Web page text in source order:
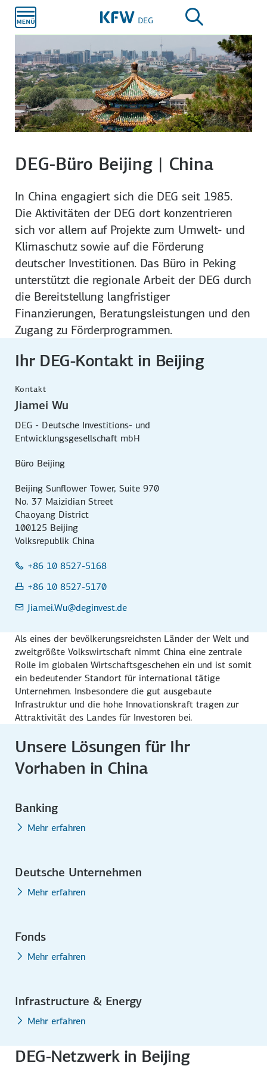
Hauptinhalt
DEG-Büro Beijing | China
In China engagiert sich die DEG seit 1985.
Die Aktivitäten der DEG dort konzentrieren
sich vor allem auf Projekte zum Umwelt- und
Klimaschutz sowie auf die Förderung
deutscher Investitionen. Das Büro in Peking
unterstützt die regionale Arbeit der DEG durch
die Bereitstellung langfristiger
Finanzierungen, Beratungsleistungen und den
Zugang zu Förderprogrammen.
Ihr DEG-Kontakt in Beijing
Kontakt
Jiamei Wu
DEG - Deutsche Investitions- und
Entwicklungsgesellschaft mbH
Büro Beijing
Beijing Sunflower Tower, Suite 970
No. 37 Maizidian Street
Chaoyang District
100125 Beijing
Volksrepublik China
+86 10 8527-5168
+86 10 8527-5170
Jiamei.Wu@deginvest.de
Als eines der bevölkerungsreichsten Länder der Welt und
zweitgrößte Volkswirtschaft nimmt China eine zentrale
Rolle im globalen Wirtschaftsgeschehen ein und ist somit
ein bedeutender Standort für international tätige
Unternehmen. Insbesondere die gut ausgebaute
Infrastruktur und die hohe Innovationskraft tragen zur
Attraktivität des Landes für Investoren bei.
Unsere Lösungen für Ihr
Vorhaben in China
Banking
Mehr erfahren
Deutsche Unternehmen
Mehr erfahren
Fonds
Mehr erfahren
Infrastructure & Energy
Mehr erfahren
DEG-Netzwerk in Beijing